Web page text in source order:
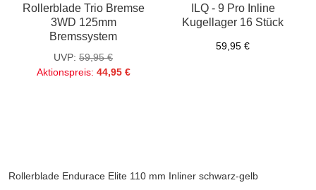
Rollerblade Trio Bremse
3WD 125mm
Bremssystem
UVP: 59,95 €
Aktionspreis: 44,95 €
ILQ - 9 Pro Inline
Kugellager 16 Stück
59,95 €
Rollerblade Endurace Elite 110 mm Inliner schwarz-gelb